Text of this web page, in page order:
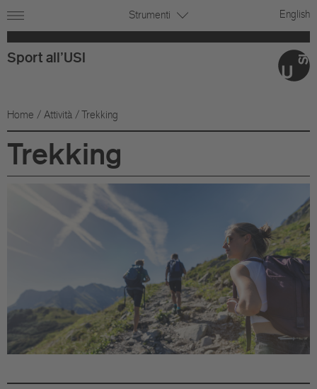
Sport all'USI
Strumenti English
Home / Attività / Trekking
Trekking